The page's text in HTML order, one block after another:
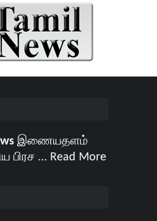
இணையதளம்
பிரச ... Read More